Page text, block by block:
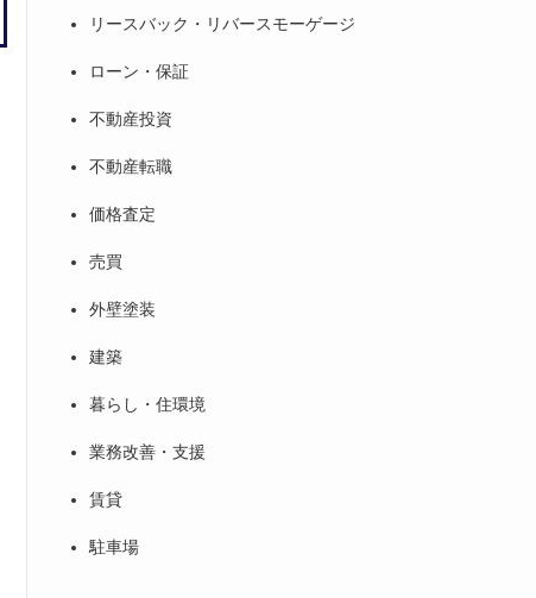
リースバック・リバースモーゲージ
ローン・保証
不動産投資
不動産転職
価格査定
売買
外壁塗装
建築
暮らし・住環境
業務改善・支援
賃貸
駐車場